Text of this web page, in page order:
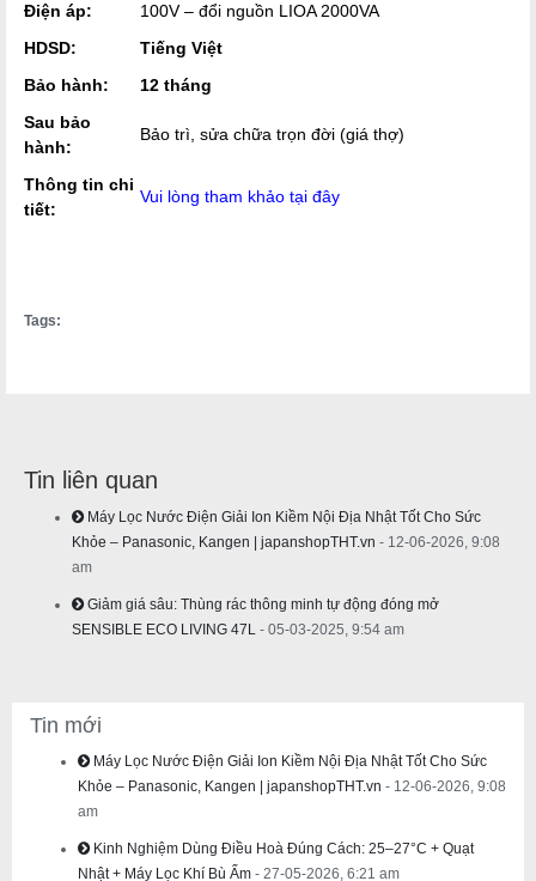
Điện áp:
100V – đổi nguồn LIOA 2000VA
HDSD:
Tiếng Việt
Bảo hành:
12 tháng
Sau bảo
hành:
Bảo trì, sửa chữa trọn đời (giá thợ)
Thông tin chi
tiết:
Vui lòng tham khảo tại đây
Tags:
Tin liên quan
Máy Lọc Nước Điện Giải Ion Kiềm Nội Địa Nhật Tốt Cho Sức
Khỏe – Panasonic, Kangen | japanshopTHT.vn - 12-06-2026, 9:08
am
Giảm giá sâu: Thùng rác thông minh tự động đóng mở
SENSIBLE ECO LIVING 47L - 05-03-2025, 9:54 am
Tin mới
Máy Lọc Nước Điện Giải Ion Kiềm Nội Địa Nhật Tốt Cho Sức
Khỏe – Panasonic, Kangen | japanshopTHT.vn - 12-06-2026, 9:08
am
Kinh Nghiệm Dùng Điều Hoà Đúng Cách: 25–27°C + Quạt
Nhật + Máy Lọc Khí Bù Ẩm - 27-05-2026, 6:21 am